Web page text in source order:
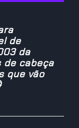
de
da
de cabeça
que vão